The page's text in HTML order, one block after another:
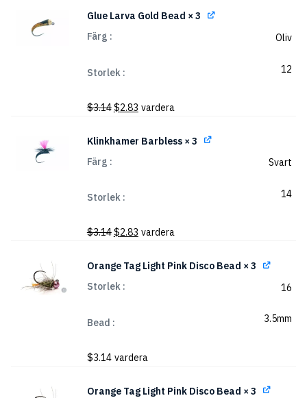
priset
Glue Larva Gold Bead × 3
Färg
Oliv
Storlek 12
$3.14Det
$2.83Det
priset
vardera
Klinkhamer Barbless× 3
Färg
Svart
Storlek 14
$3.14Det
priset
var:
$3.14.
$2.83Det
priset
är:
vardera
Orange Tag Light Pink Disco Bead × 3
Storlek
16
Bead 3.5mm
$3.14 vardera
Orange Tag Light Pink Disco Bead × 3